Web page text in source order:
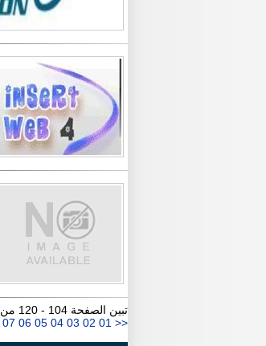
تبين الصفحة 104 - 120 من : 188 اعلان
<<
02
03
04
05
06
07